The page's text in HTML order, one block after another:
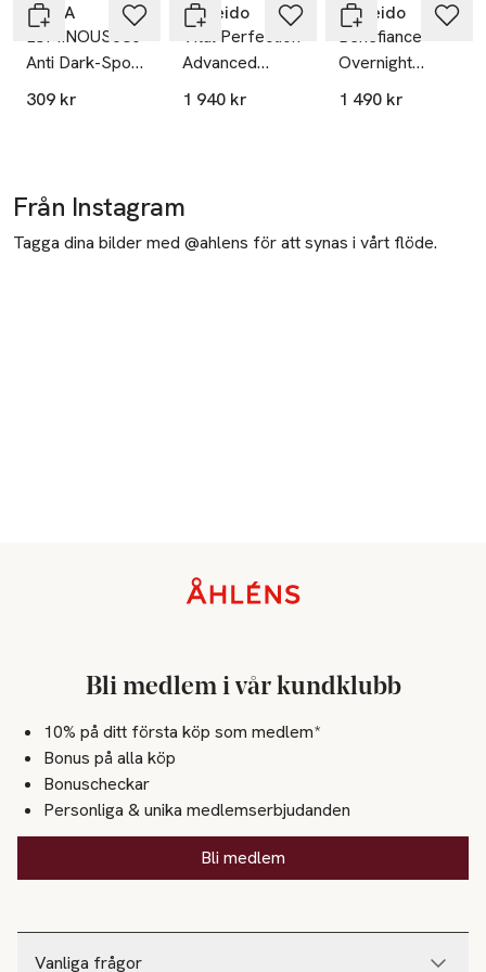
NIVEA
LUMINOUS630
Anti Dark-Spot
Night Cream
309 kr
Shiseido
Vital Perfection
Advanced
Overnight
1 940 kr
Shiseido
Benefiance
Overnight
Wrinkle
1 490 kr
Från Instagram
Tagga dina bilder med @ahlens för att synas i vårt flöde.
Vanliga frågor
Bli medlem i vår kundklubb
10% på ditt första köp som medlem*
Bonus på alla köp
Bonuscheckar
Personliga & unika medlemserbjudanden
Bli medlem